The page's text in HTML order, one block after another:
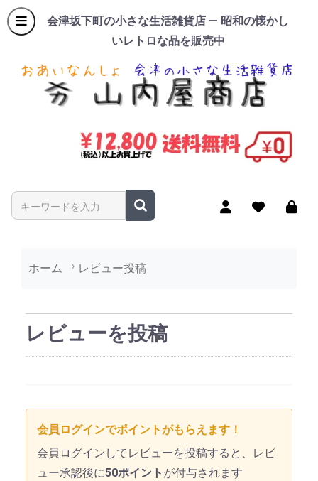
会津坂下町の小さな生活雑貨店 — 昭和の懐かし
いレトロな品を販売中
商品名やキーワードを入力
ホーム レビュー投稿
レビューを投稿
会員ログインでポイントがもらえます！
会員ログインしてレビューを投稿すると、レビ
ュー承認後に50ポイント が付与されます